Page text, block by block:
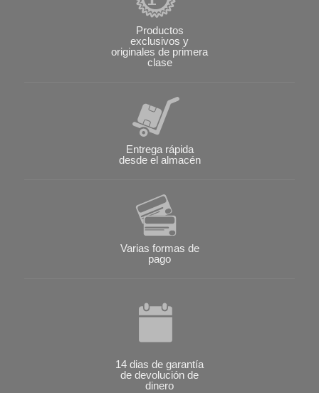
Productos
exclusivos y
originales de primera
clase
Entrega rápida
desde el almacén
Varias formas de
pago
14 dias de garantía
de devolución de
dinero